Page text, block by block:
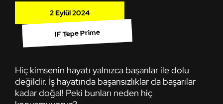
2 Eylül 2024
IF Tepe Prime
Hiç kimsenin hayatı yalnızca başarılar ile dolu
değildir. İş hayatında başarısızlıklar da başarılar
kadar doğal! Peki bunları neden hiç